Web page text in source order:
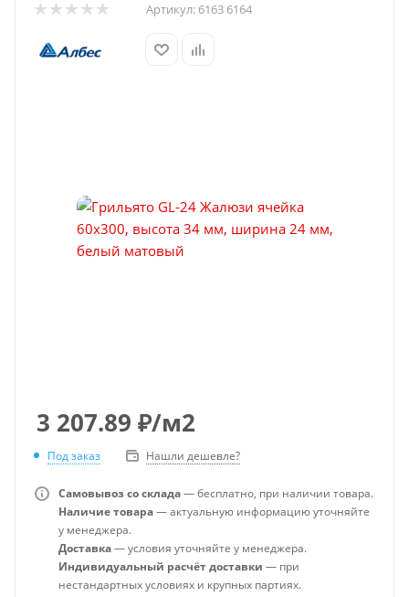
Артикул: 6163 6164
3 207.89 ₽/м2
Под заказ Нашли дешевле?
Самовывоз со склада— бесплатно, при наличии товара.
Наличие товара— актуальную информацию уточняйте
у менеджера.
Доставка— условия уточняйте у менеджера.
Индивидуальный расчёт доставки — при
нестандартных условиях и крупных партиях.